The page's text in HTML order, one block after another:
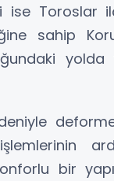
Toroslar
sahip
yolda
bir